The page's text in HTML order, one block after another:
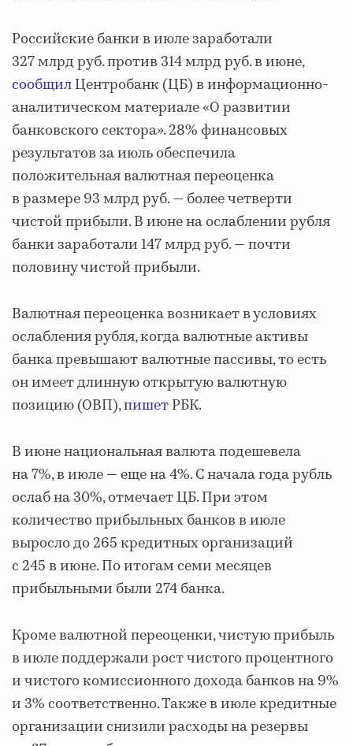
Российские банки в июле заработали
327 млрд руб. против 314 млрд руб. в июне,
сообщилЦентробанк (ЦБ) в информационно-
аналитическом материале «О развитии
банковского сектора». 28% финансовых
результатов за июль обеспечила
положительная валютная переоценка
в размере 93 млрд руб. — более четверти
чистой прибыли. В июне на ослаблении рубля
банки заработали 147 млрд руб. — почти
половину чистой прибыли.
Валютная переоценка возникает в условиях
ослабления рубля, когда валютные активы
банка превышают валютные пассивы, то есть
он имеет длинную открытую валютную
позицию (ОВП),пишетРБК.
В июне национальная валюта подешевела
на 7%, в июле — еще на 4%. С начала года рубль
ослаб на 30%, отмечает ЦБ. При этом
количество прибыльных банков в июле
выросло до 265 кредитных организаций
с 245 в июне. По итогам семи месяцев
прибыльными были 274 банка.
Кроме валютной переоценки, чистую прибыль
в июле поддержали рост чистого процентного
и чистого комиссионного дохода банков на 9%
и 3% соответственно. Также в июле кредитные
организации снизили расходы на резервы